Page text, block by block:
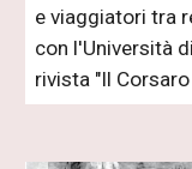
e viaggiatori tra
con l'Università
rivista "Il Corsaro